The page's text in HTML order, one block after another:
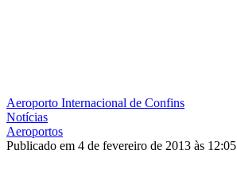
Aeroporto Internacional de Confins
Notícias
Aeroportos
Publicado em 4 de fevereiro de 2013 às 12:05